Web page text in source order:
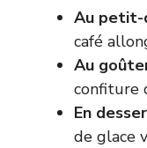
Au petit-
café
Au
confiture
En
de glace